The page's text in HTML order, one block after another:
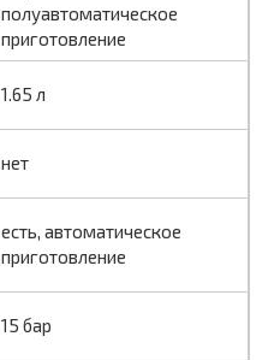
полуавтоматическое
приготовление
1.65 л
нет
есть, автоматическое
приготовление
15 бар